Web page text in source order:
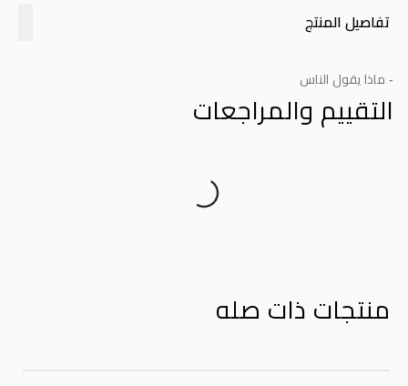
تفاصيل المنتج
- ماذا يقول الناس
التقييم والمراجعات
منتجات ذات صله